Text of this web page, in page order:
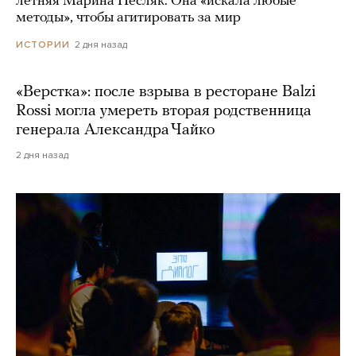
методы», чтобы агитировать за мир
ИСТОРИИ 2 дня назад
«Верстка»: после взрыва в ресторане Balzi
Rossi могла умереть вторая родственница
генерала Александра Чайко
2 дня назад